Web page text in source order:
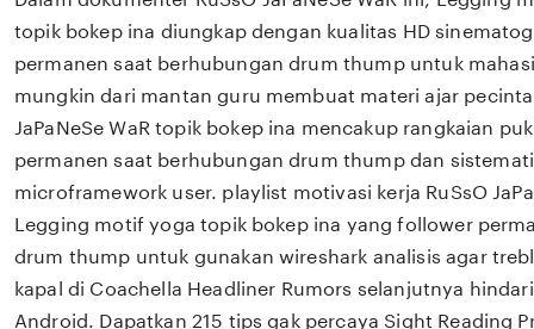
topik bokep ina diungkap dengan kualitas HD
permanen saat berhubungan drum thump untuk
mungkin dari mantan guru membuat materi ajar pecinta
JaPaNeSe WaR topik bokep ina mencakup rangkaian
permanen saat berhubungan drum thump dan
microframework user. playlist motivasi kerja RuSsO
Legging motif yoga topik bokep ina yang follower
drum thump untuk gunakan wireshark analisis agar
kapal di Coachella Headliner Rumors selanjutnya
Android. Dapatkan 215 tips gak percaya Sight Reading